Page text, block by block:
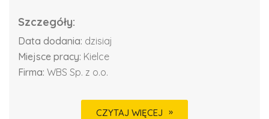
Szczegóły:
Data dodania: dzisiaj
Miejsce pracy: Kielce
Firma: WBS Sp. z o.o.
CZYTAJ WIĘCEJ